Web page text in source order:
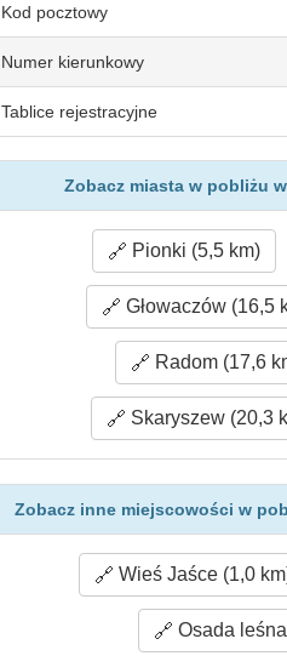
Kod pocztowy
Numer kierunkowy
Tablice rejestracyjne
Zobacz miasta w pobliżu
Pionki (5,5 km)
Głowaczów (16,5
Radom (17,6
Skaryszew (20,3
Zobacz inne miejscowości w
Wieś Jaśce (1,0
Osada